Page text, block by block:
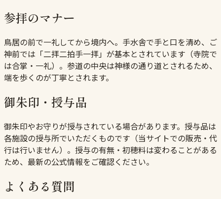
参拝のマナー
鳥居の前で一礼してから境内へ。手水舎で手と口を清め、ご
神前では「二拝二拍手一拝」が基本とされています（寺院で
は合掌・一礼）。参道の中央は神様の通り道とされるため、
端を歩くのが丁寧とされます。
御朱印・授与品
御朱印やお守りが授与されている場合があります。授与品は
各施設の授与所でいただくものです（当サイトでの販売・代
行は行いません）。授与の有無・初穂料は変わることがある
ため、最新の公式情報をご確認ください。
よくある質問